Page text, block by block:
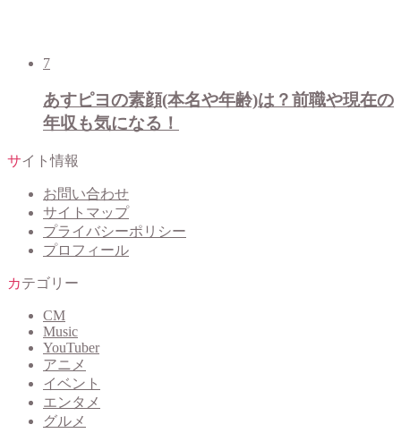
7
あすピヨの素顔(本名や年齢)は？前職や現在の
年収も気になる！
サイト情報
お問い合わせ
サイトマップ
プライバシーポリシー
プロフィール
カテゴリー
CM
Music
YouTuber
アニメ
イベント
エンタメ
グルメ